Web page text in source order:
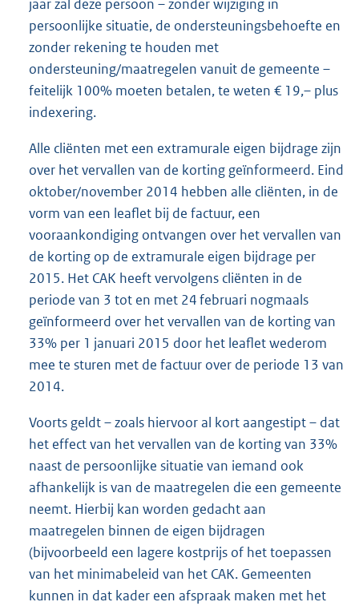
jaar zal deze persoon – zonder wijziging in
persoonlijke situatie, de ondersteuningsbehoefte en
zonder rekening te houden met
ondersteuning/maatregelen vanuit de gemeente –
feitelijk 100% moeten betalen, te weten € 19,– plus
indexering.
Alle cliënten met een extramurale eigen bijdrage zijn
over het vervallen van de korting geïnformeerd. Eind
oktober/november 2014 hebben alle cliënten, in de
vorm van een leaflet bij de factuur, een
vooraankondiging ontvangen over het vervallen van
de korting op de extramurale eigen bijdrage per
2015. Het CAK heeft vervolgens cliënten in de
periode van 3 tot en met 24 februari nogmaals
geïnformeerd over het vervallen van de korting van
33% per 1 januari 2015 door het leaflet wederom
mee te sturen met de factuur over de periode 13 van
2014.
Voorts geldt – zoals hiervoor al kort aangestipt – dat
het effect van het vervallen van de korting van 33%
naast de persoonlijke situatie van iemand ook
afhankelijk is van de maatregelen die een gemeente
neemt. Hierbij kan worden gedacht aan
maatregelen binnen de eigen bijdragen
(bijvoorbeeld een lagere kostprijs of het toepassen
van het minimabeleid van het CAK. Gemeenten
kunnen in dat kader een afspraak maken met het